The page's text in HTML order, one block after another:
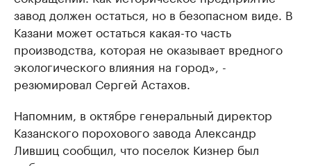
завод должен остаться, но в безопасном виде. В
Казани может остаться какая-то часть
производства, которая не оказывает вредного
экологического влияния на город», -
резюмировал Сергей Астахов.
Напомним, в октябре генеральный директор
Казанского порохового завода Александр
Лившиц сообщил, что поселок Кизнер был